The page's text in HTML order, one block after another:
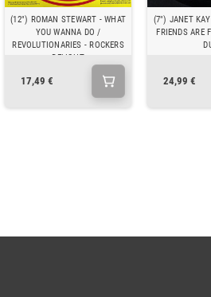
(12") ROMAN STEWART - WHAT
YOU WANNA DO /
REVOLUTIONARIES - ROCKERS
DELIGHT
17,49 €
(7") JANET
FRIENDS ARE
24,99 €